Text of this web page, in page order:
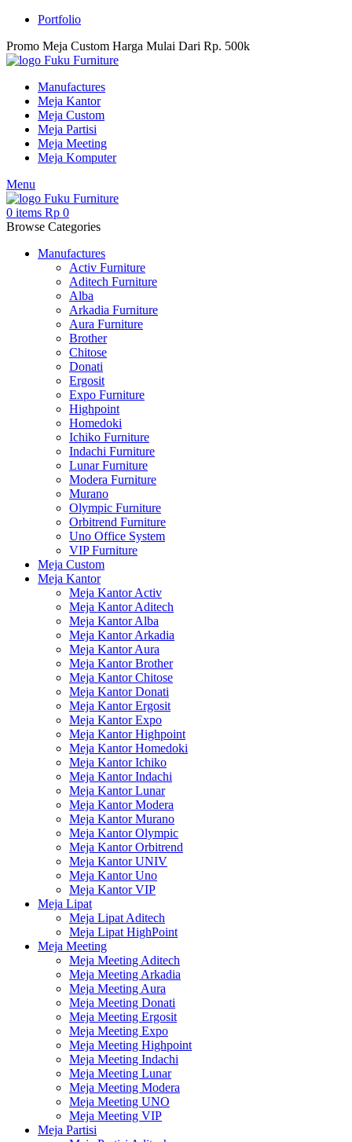
Portfolio
Promo Meja Custom Harga Mulai Dari Rp. 500k
Manufactures
Meja Kantor
Meja Custom
Meja Partisi
Meja Meeting
Meja Komputer
Menu
0 items Rp 0
Browse Categories
Manufactures
Activ Furniture
Aditech Furniture
Alba
Arkadia Furniture
Aura Furniture
Brother
Chitose
Donati
Ergosit
Expo Furniture
Highpoint
Homedoki
Ichiko Furniture
Indachi Furniture
Lunar Furniture
Modera Furniture
Murano
Olympic Furniture
Orbitrend Furniture
Uno Office System
VIP Furniture
Meja Custom
Meja Kantor
Meja Kantor Activ
Meja Kantor Aditech
Meja Kantor Alba
Meja Kantor Arkadia
Meja Kantor Aura
Meja Kantor Brother
Meja Kantor Chitose
Meja Kantor Donati
Meja Kantor Ergosit
Meja Kantor Expo
Meja Kantor Highpoint
Meja Kantor Homedoki
Meja Kantor Ichiko
Meja Kantor Indachi
Meja Kantor Lunar
Meja Kantor Modera
Meja Kantor Murano
Meja Kantor Olympic
Meja Kantor Orbitrend
Meja Kantor UNIV
Meja Kantor Uno
Meja Kantor VIP
Meja Lipat
Meja Lipat Aditech
Meja Lipat HighPoint
Meja Meeting
Meja Meeting Aditech
Meja Meeting Arkadia
Meja Meeting Aura
Meja Meeting Donati
Meja Meeting Ergosit
Meja Meeting Expo
Meja Meeting Highpoint
Meja Meeting Indachi
Meja Meeting Lunar
Meja Meeting Modera
Meja Meeting UNO
Meja Meeting VIP
Meja Partisi